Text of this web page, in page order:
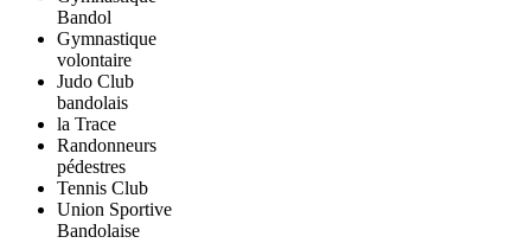
Bandol
Gymnastique
volontaire
Judo Club
bandolais
la Trace
Randonneurs
pédestres
Tennis Club
Union Sportive
Bandolaise